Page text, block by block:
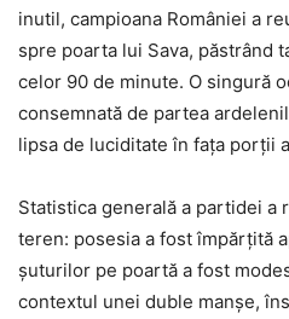
inutil, campioana României a
spre poarta lui Sava, păstrând
celor 90 de minute. O singură
consemnată de partea
lipsa de luciditate în fața porții
Statistica generală a partidei a
teren: posesia a fost împărțită
șuturilor pe poartă a fost
contextul unei duble manșe,